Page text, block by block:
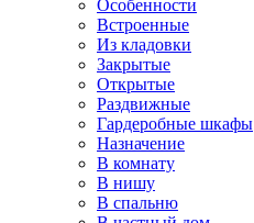
Особенности
Встроенные
Из кладовки
Закрытые
Открытые
Раздвижные
Гардеробные шкафы
Назначение
В комнату
В нишу
В спальню